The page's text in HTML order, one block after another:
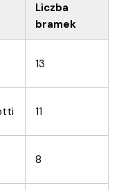
Liczba
bramek
13
11
8